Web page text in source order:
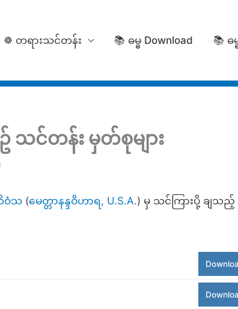
☸️ တရားသင်တန်း 📚 ဓမ္ဓ Download 📚 ဓ
ဥ် သင်တန်း မှတ်စုများ
ဝံသ (မေတ္တာနန္ဒဝိဟာရ, U.S.A.) မှ သင်ကြားပို့ ချသည့်